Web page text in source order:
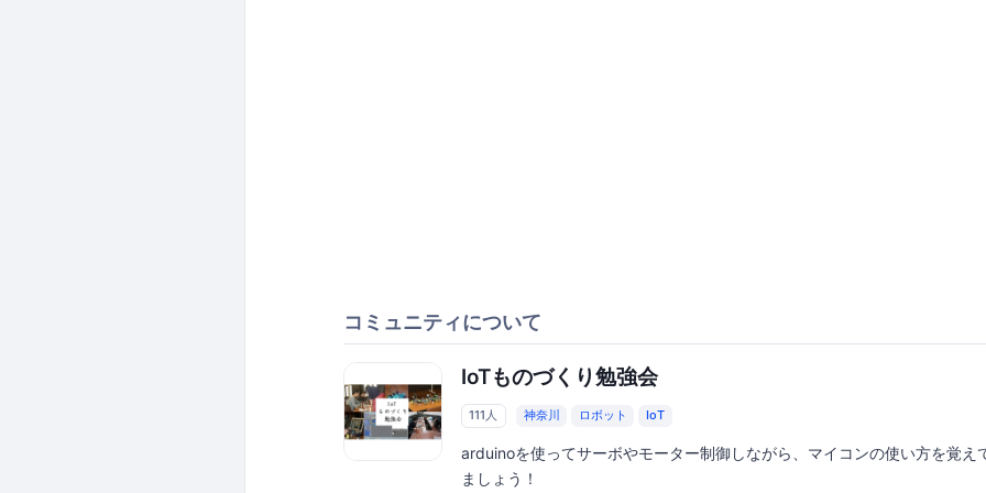
コミュニティについて
IoTものづくり勉強会
111人 神奈川 ロボット IoT
arduinoを使ってサーボやモーター制御しながら、マイコンの使い方を覚え
ましょう！